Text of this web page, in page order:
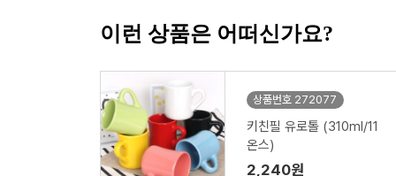
이런 상품은 어떠신가요?
상품번호 272077
키친필 유로톨 (310ml/11
온스)
2,240원